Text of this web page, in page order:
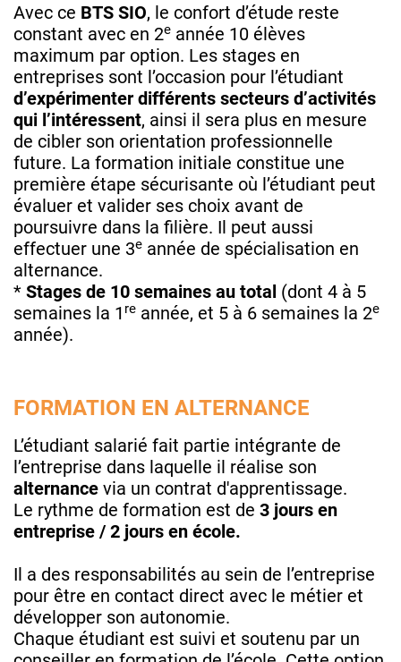
Avec ce BTS SIO, le confort d’étude reste
constant avec en 2e année 10 élèves
maximum par option. Les stages en
entreprises sont l’occasion pour l’étudiant
d’expérimenter différents secteurs d’activités
qui l’intéressent, ainsi il sera plus en mesure
de cibler son orientation professionnelle
future. La formation initiale constitue une
première étape sécurisante où l’étudiant peut
évaluer et valider ses choix avant de
poursuivre dans la filière. Il peut aussi
effectuer une 3e année de spécialisation en
alternance.
* Stages de 10 semaines au total (dont 4 à 5
semaines la 1 re année, et 5 à 6 semaines la 2e
année).
FORMATION EN ALTERNANCE
L’étudiant salarié fait partie intégrante de
l’entreprise dans laquelle il réalise son
alternance via un contrat d'apprentissage.
Le rythme de formation est de 3 jours en
entreprise / 2 jours en école.
Il a des responsabilités au sein de l’entreprise
pour être en contact direct avec le métier et
développer son autonomie.
Chaque étudiant est suivi et soutenu par un